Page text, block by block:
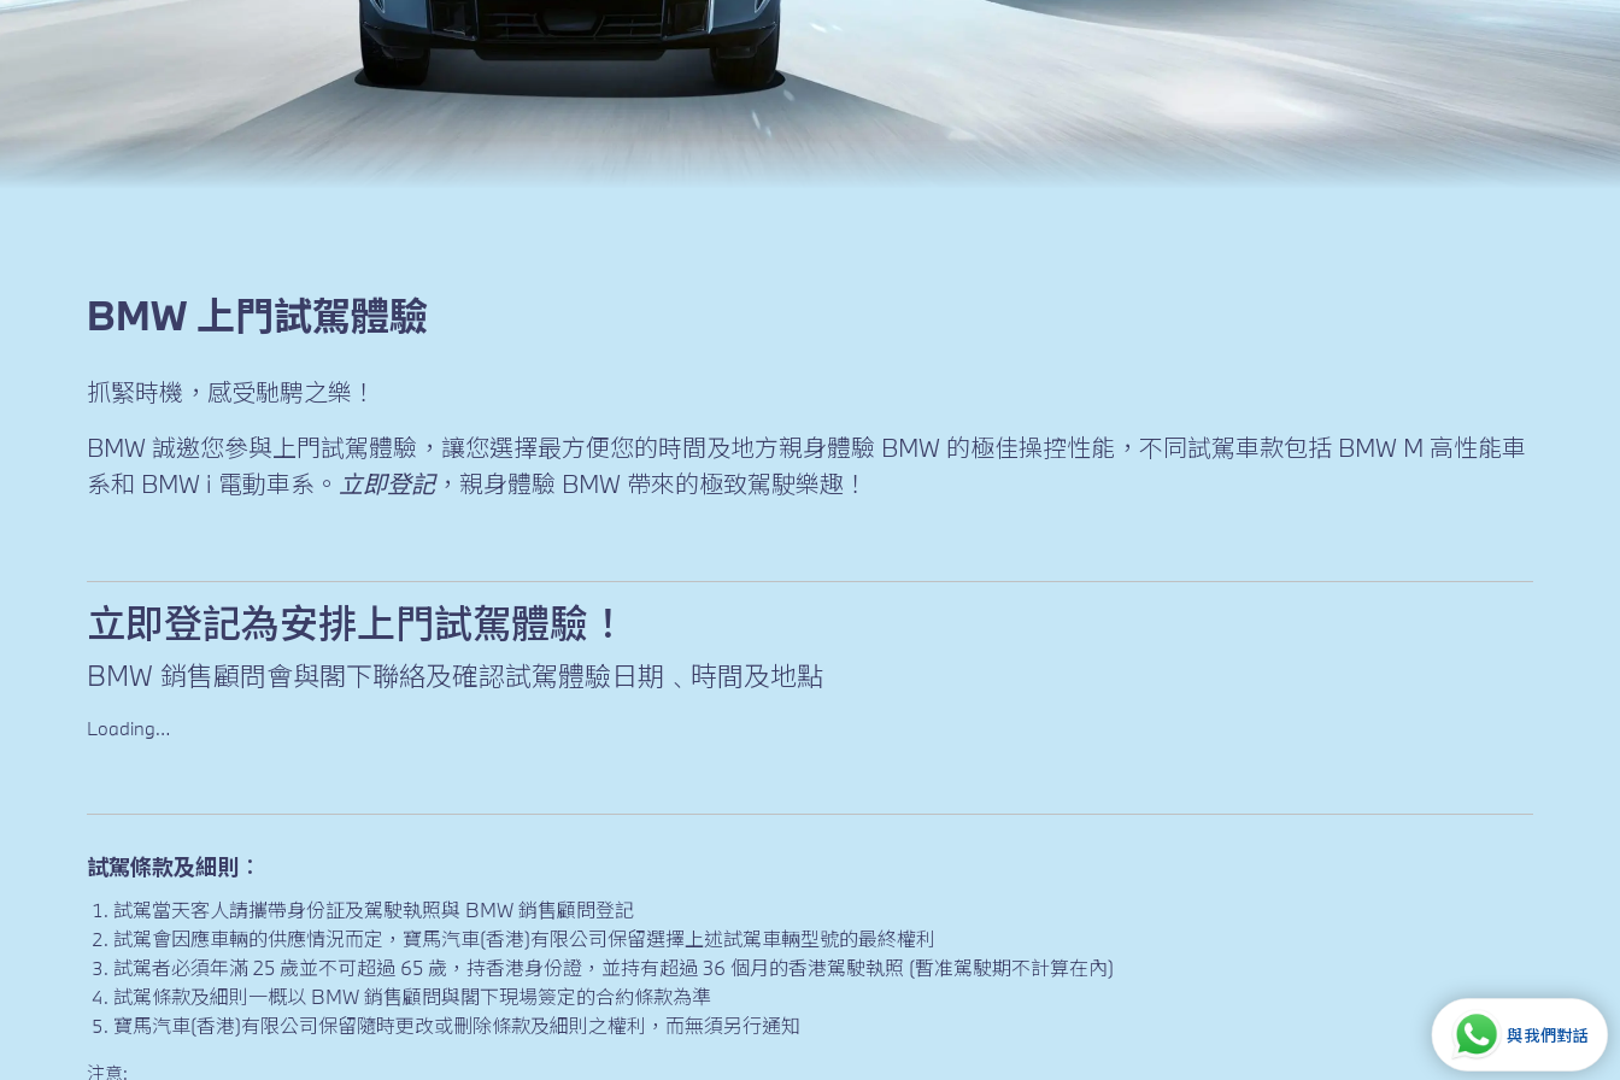
BMW 上門試駕體驗
抓緊時機，感受馳騁之樂！
BMW 誠邀您參與上門試駕體驗，讓您選擇最方便您的時間及地方親身體驗 BMW 的極佳操控性能，不同試駕車款包括 BMW M 高性能車
系和 BMW i 電動車系。 立即登記，親身體驗 BMW 帶來的極致駕駛樂趣！
立即登記為安排上門試駕體驗！
BMW 銷售顧問會與閣下聯絡及確認試駕體驗日期﹑時間及地點
Loading…
試駕條款及細則︰
試駕當天客人請攜帶身份証及駕駛執照與 BMW 銷售顧問登記
試駕會因應車輛的供應情況而定，寶馬汽車(香港)有限公司保留選擇上述試駕車輛型號的最終權利
試駕者必須年滿 25 歲並不可超過 65 歲，持香港身份證，並持有超過 36 個月的香港駕駛執照 (暫准駕駛期不計算在內)
試駕條款及細則一概以 BMW 銷售顧問與閣下現場簽定的合約條款為準
寶馬汽車(香港)有限公司保留隨時更改或刪除條款及細則之權利，而無須另行通知
注意:
與我們對話